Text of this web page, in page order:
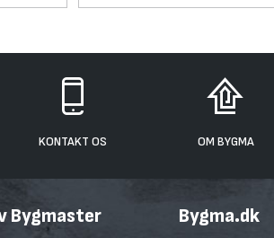
KONTAKT OS OM BYGMA
Bygmaster Bygma.dk